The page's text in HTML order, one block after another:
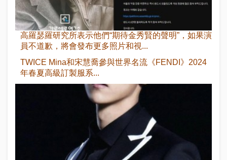
高羅瑟羅研究所表示他們“期待金秀賢的聲明”，如果演
員不道歉，將會發布更多照片和視...
TWICE Mina和宋慧喬參與世界名流《FENDI》2024
年春夏高級訂製服系...